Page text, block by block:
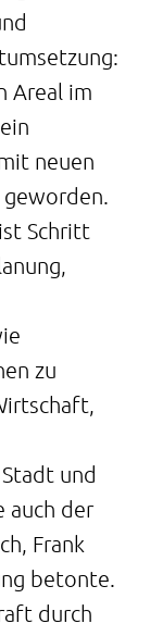
Areal im
neuen
Schritt
zu
und
auch der
Frank
betonte.
durch